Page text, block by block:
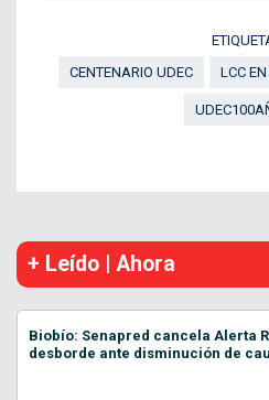
CENTENARIO UDEC
LCC
+ Leído | Ahora
Biobío: Senapred cancela Alerta
desborde ante disminución de